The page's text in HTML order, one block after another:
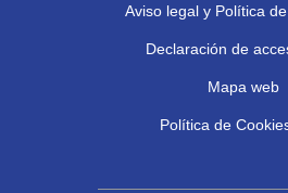
Aviso legal y Política
Declaración de
Mapa web
Política de